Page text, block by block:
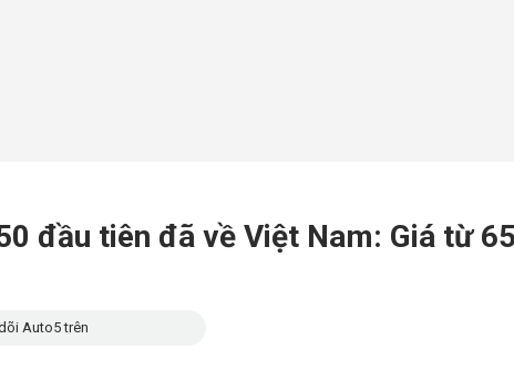
đầu tiên đã về Việt Nam: Giá từ
Auto5 trên